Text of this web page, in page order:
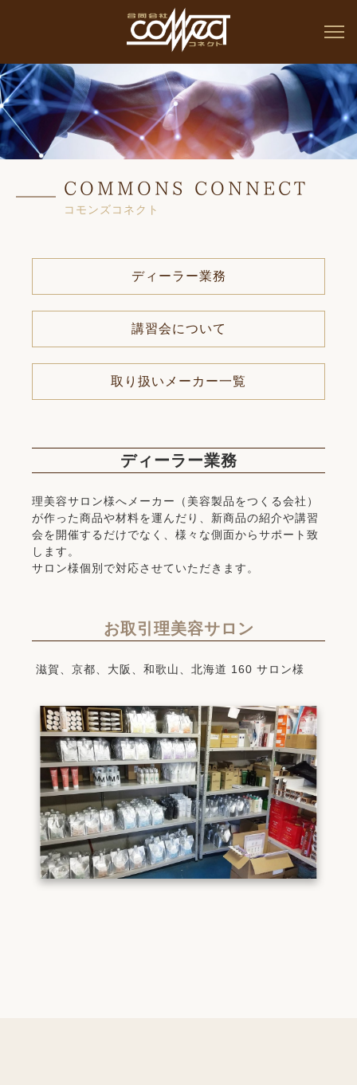
COMMONS CONNECT
コモンズコネクト
ディーラー業務
講習会について
取り扱いメーカー一覧
ディーラー業務
理美容サロン様へメーカー（美容製品をつくる会社）
が作った商品や材料を運んだり、新商品の紹介や講習
会を開催するだけでなく、様々な側面からサポート致
します。
サロン様個別で対応させていただきます。
お取引理美容サロン
滋賀、京都、大阪、和歌山、北海道 160 サロン様